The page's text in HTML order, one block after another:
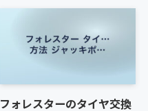
フォレスターのタイヤ交換